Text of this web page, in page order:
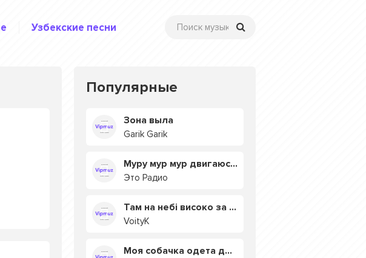
Узбекские песни
Популярные
Зона выла
Garik Garik
Муру мур мур двигаюсь на мурмулях
Это Радио
Там на небі високо за хмарами
VoityK
Моя собачка одета дороже тебя